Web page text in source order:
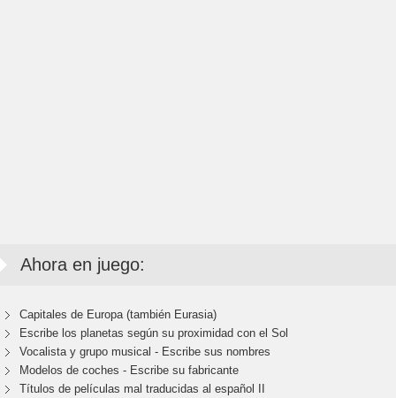
Ahora en juego:
Capitales de Europa (también Eurasia)
Escribe los planetas según su proximidad con el Sol
Vocalista y grupo musical - Escribe sus nombres
Modelos de coches - Escribe su fabricante
Títulos de películas mal traducidas al español II